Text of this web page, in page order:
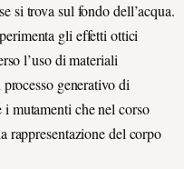
si trova sul fondo dell’acqua.
gli effetti ottici
l’uso di materiali
generativo di
mutamenti che nel corso
rappresentazione del corpo